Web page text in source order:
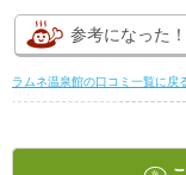
参考になった！
ラムネ温泉館の口コミ一覧に戻